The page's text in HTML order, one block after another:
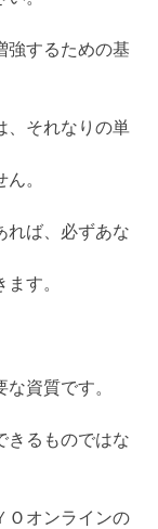
強するための基
、それなりの単
。
れば、必ずあな
す。
資質です。
きるものではな
Ｏオンラインの